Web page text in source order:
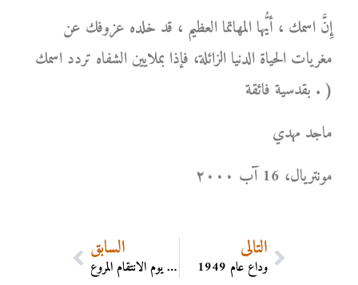
إِنَّ اسمك ، أيُّها المهاتما العظيم ، قد خلده عزوفك عن
مغريات الحياة الدنيا الزائلة، فإذا بملايين الشفاه تردد اسمك
بقدسية فائقة . )
ماجد مهدي
مونتریال، 16 آب ۲۰۰۰
السابق
الويل للمجرمين من يوم الانتقام المروع
التالي
وداع عام 1949